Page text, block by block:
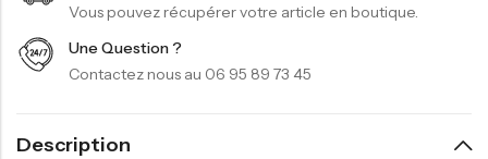
Vous pouvez récupérer votre article en boutique.
Une Question ?
Contactez nous au 06 95 89 73 45
Description